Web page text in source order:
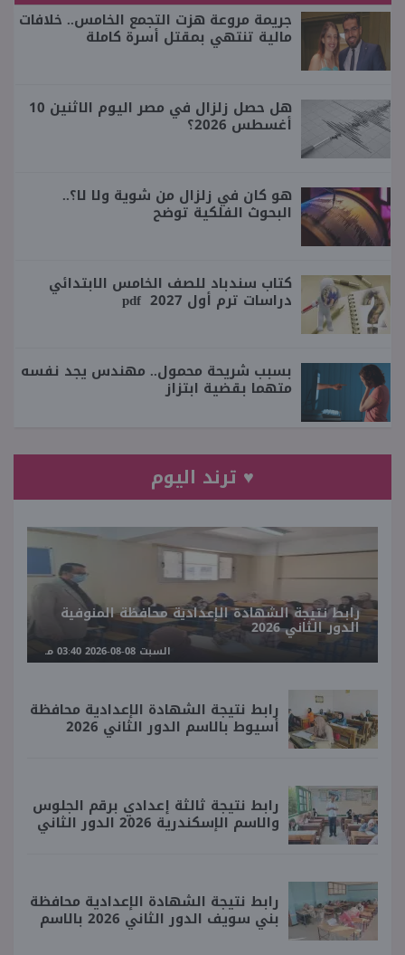
جريمة مروعة هزت التجمع الخامس.. خلافات
مالية تنتهي بمقتل أسرة كاملة
هل حصل زلزال في مصر اليوم الاثنين 10
أغسطس 2026؟
هو كان في زلزال من شوية ولا لا؟..
البحوث الفلكية توضح
كتاب سندباد للصف الخامس الابتدائي
دراسات ترم أول 2027 pdf
بسبب شريحة محمول.. مهندس يجد نفسه
متهما بقضية ابتزاز
♥ ترند اليوم
رابط نتيجة الشهادة الإعدادية محافظة المنوفية
الدور الثاني 2026
السبت 08-08-2026 03:40 مـ
رابط نتيجة الشهادة الإعدادية محافظة
أسيوط بالاسم الدور الثاني 2026
رابط نتيجة ثالثة إعدادي برقم الجلوس
والاسم الإسكندرية 2026 الدور الثاني
رابط نتيجة الشهادة الإعدادية محافظة
بني سويف الدور الثاني 2026 بالاسم